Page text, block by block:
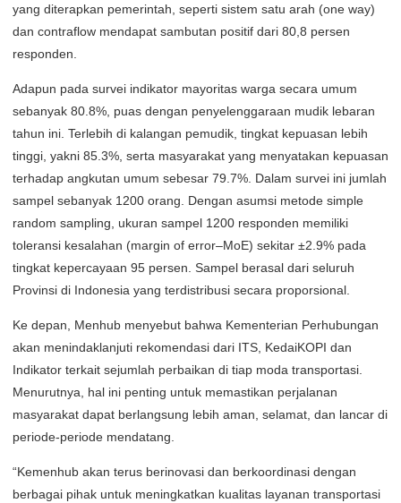
yang diterapkan pemerintah, seperti sistem satu arah (one way)
dan contraflow mendapat sambutan positif dari 80,8 persen
responden.
Adapun pada survei indikator mayoritas warga secara umum
sebanyak 80.8%, puas dengan penyelenggaraan mudik lebaran
tahun ini. Terlebih di kalangan pemudik, tingkat kepuasan lebih
tinggi, yakni 85.3%, serta masyarakat yang menyatakan kepuasan
terhadap angkutan umum sebesar 79.7%. Dalam survei ini jumlah
sampel sebanyak 1200 orang. Dengan asumsi metode simple
random sampling, ukuran sampel 1200 responden memiliki
toleransi kesalahan (margin of error–MoE) sekitar ±2.9% pada
tingkat kepercayaan 95 persen. Sampel berasal dari seluruh
Provinsi di Indonesia yang terdistribusi secara proporsional.
Ke depan, Menhub menyebut bahwa Kementerian Perhubungan
akan menindaklanjuti rekomendasi dari ITS, KedaiKOPI dan
Indikator terkait sejumlah perbaikan di tiap moda transportasi.
Menurutnya, hal ini penting untuk memastikan perjalanan
masyarakat dapat berlangsung lebih aman, selamat, dan lancar di
periode-periode mendatang.
“Kemenhub akan terus berinovasi dan berkoordinasi dengan
berbagai pihak untuk meningkatkan kualitas layanan transportasi